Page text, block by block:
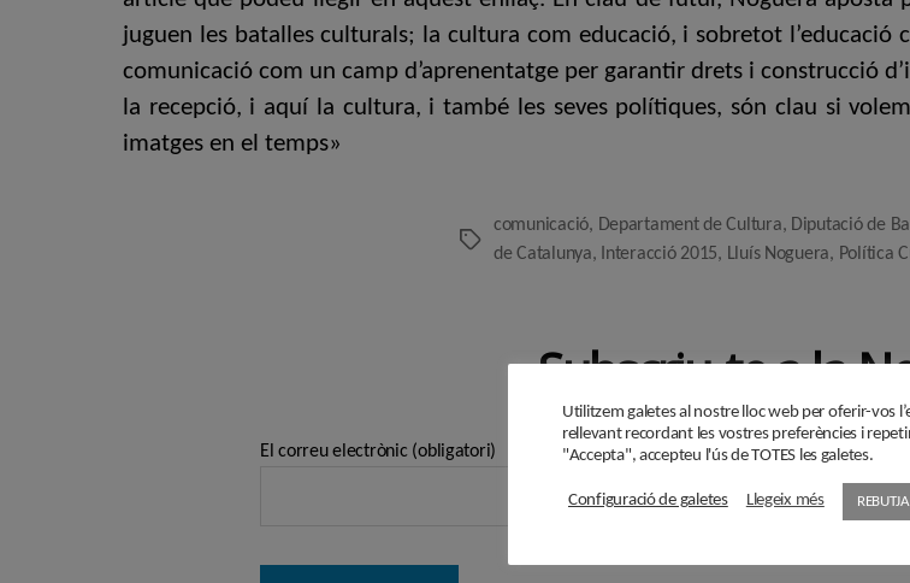
juguen les batalles culturals; la cultura com educació, i sobretot
comunicació com un camp d’aprenentatge per garantir drets i construcció
la recepció, i aquí la cultura, i també les seves polítiques, són clau si
imatges en el temps»
Etiquetes
comunicació, Departament de Cultura, Diputació de
de Catalunya, Interacció 2015, Lluís Noguera, Política
Subscriu-te a la
El correu electrònic (obligatori)
Utilitzem galetes al nostre lloc web per oferir-vos
rellevant recordant les vostres preferències i
"Accepta", accepteu l'ús de TOTES les galetes.
Configuració de galetes Llegeix més